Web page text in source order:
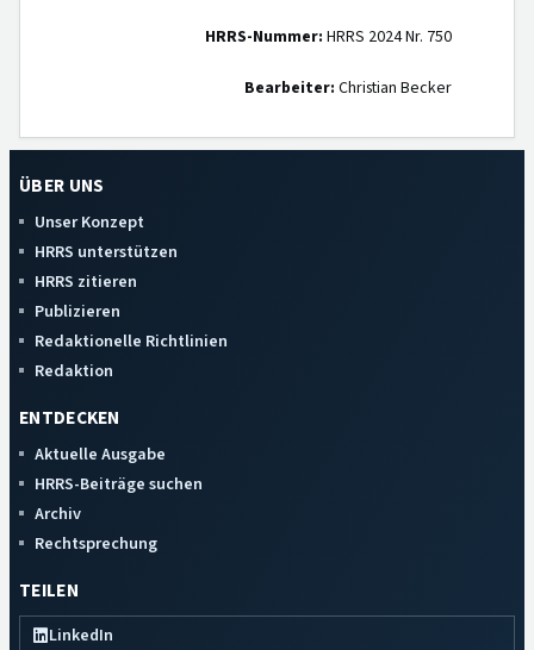
HRRS-Nummer: HRRS 2024 Nr. 750
Bearbeiter: Christian Becker
ÜBER UNS
Unser Konzept
HRRS unterstützen
HRRS zitieren
Publizieren
Redaktionelle Richtlinien
Redaktion
ENTDECKEN
Aktuelle Ausgabe
HRRS-Beiträge suchen
Archiv
Rechtsprechung
TEILEN
LinkedIn